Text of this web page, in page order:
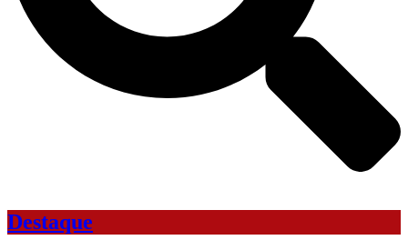
Destaque